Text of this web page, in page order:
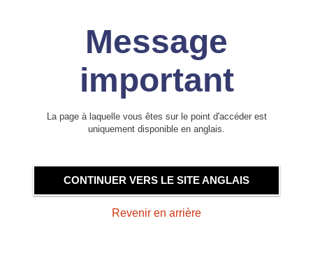
Message
important
La page à laquelle vous êtes sur le point d'accéder est
uniquement disponible en anglais.
CONTINUER VERS LE SITE ANGLAIS
Revenir en arrière